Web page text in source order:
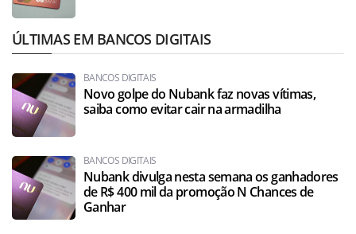
ÚLTIMAS EM BANCOS DIGITAIS
BANCOS DIGITAIS
Novo golpe do Nubank faz novas vítimas,
saiba como evitar cair na armadilha
BANCOS DIGITAIS
Nubank divulga nesta semana os ganhadores
de R$ 400 mil da promoção N Chances de
Ganhar